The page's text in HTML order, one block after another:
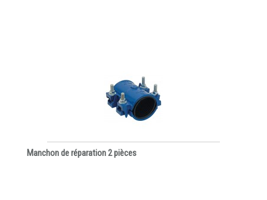
Manchon de réparation 2 pièces